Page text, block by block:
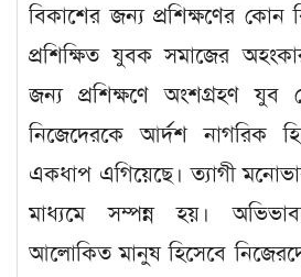
বিকাশের জন্য প্রশিক্ষণের
প্রশিক্ষিত যুবক সমাজের
জন্য প্রশিক্ষণে অংশগ্রহণ যুব
নিজেদেরকে আর্দশ নাগরিক
একধাপ এগিয়েছে। ত্যাগী
মাধ্যমে সম্পন্ন হয়।
আলোকিত মানুষ হিসেবে